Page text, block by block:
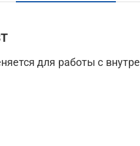
для работы с